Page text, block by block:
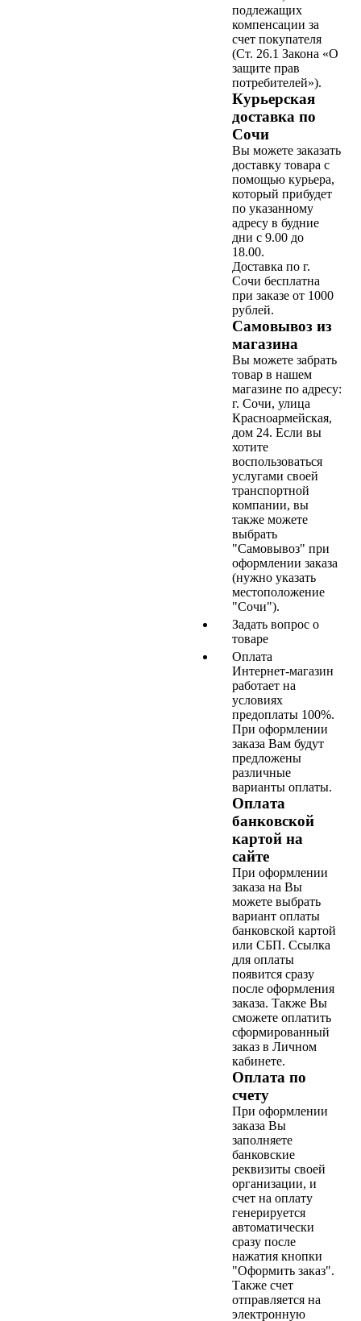
подлежащих
компенсации за
счет покупателя
(Ст. 26.1 Закона «О
защите прав
потребителей»).
Курьерская
доставка по
Сочи
Вы можете заказать
доставку товара с
помощью курьера,
который прибудет
по указанному
адресу в будние
дни с 9.00 до
18.00.
Доставка по г.
Сочи бесплатна
при заказе от 1000
рублей.
Самовывоз из
магазина
Вы можете забрать
товар в нашем
магазине по адресу:
г. Сочи, улица
Красноармейская,
дом 24. Если вы
хотите
воспользоваться
услугами своей
транспортной
компании, вы
также можете
выбрать
"Самовывоз" при
оформлении заказа
(нужно указать
местоположение
"Сочи").
Задать вопрос о
товаре
Оплата
Интернет-магазин
работает на
условиях
предоплаты 100%.
При оформлении
заказа Вам будут
предложены
различные
варианты оплаты.
Оплата
банковской
картой на
сайте
При оформлении
заказа на Вы
можете выбрать
вариант оплаты
банковской картой
или СБП. Ссылка
для оплаты
появится сразу
после оформления
заказа. Также Вы
сможете оплатить
сформированный
заказ в Личном
кабинете.
Оплата по
счету
При оформлении
заказа Вы
заполняете
банковские
реквизиты своей
организации, и
счет на оплату
генерируется
автоматически
сразу после
нажатия кнопки
"Оформить заказ".
Также счет
отправляется на
электронную